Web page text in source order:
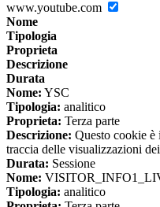
www.youtube.com
Nome
Tipologia
Proprieta
Descrizione
Durata
Nome: YSC
Tipologia: analitico
Proprieta: Terza parte
Descrizione: Questo cookie è
traccia delle visualizzazioni
Durata: Sessione
Nome:
Tipologia: analitico